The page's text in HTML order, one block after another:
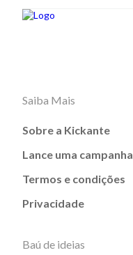
Saiba Mais
Sobre a Kickante
Lance uma campanha
Termos e condições
Privacidade
Baú de ideias